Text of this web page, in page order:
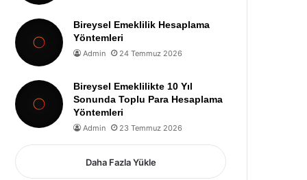
Bireysel Emeklilik Hesaplama
Yöntemleri
Admin 24 Temmuz 2026
Bireysel Emeklilikte 10 Yıl
Sonunda Toplu Para Hesaplama
Yöntemleri
Admin 23 Temmuz 2026
Daha Fazla Yükle